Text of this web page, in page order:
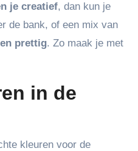
je creatief, dan kun je
de bank, of een mix van
prettig. Zo maak je met
in de
kleuren voor de